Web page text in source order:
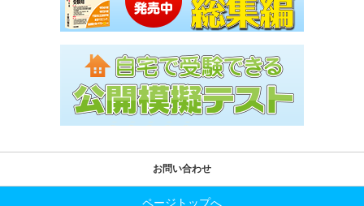
お問い合わせ
ページトップへ